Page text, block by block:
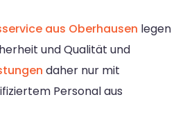
aus Oberhausen legen
und Qualität und
daher nur mit
Personal aus